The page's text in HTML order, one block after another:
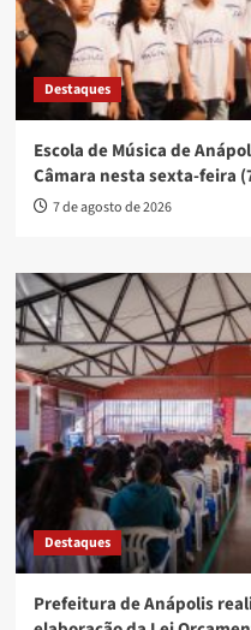
Destaques
Escola de Música de
Câmara nesta sexta-feira
7 de agosto de 2026
Destaques
Prefeitura de Anápolis